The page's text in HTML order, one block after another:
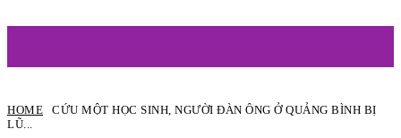
HOME
CỨU MỘT HỌC SINH, NGƯỜI ĐÀN ÔNG Ở QUẢNG BÌNH BỊ
LŨ...